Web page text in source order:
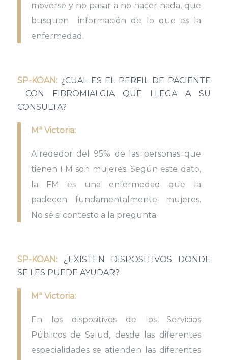
moverse y no pasar a no hacer nada, que
busquen información de lo que es la
enfermedad.
SP-KOAN:¿CUAL ES EL PERFIL DE PACIENTE
CON FIBROMIALGIA QUE LLEGA A SU
CONSULTA?
Mª Victoria:
Alrededor del 95% de las personas que
tienen FM son mujeres. Según este dato,
la FM es una enfermedad que la
padecen fundamentalmente mujeres.
No sé si contesto a la pregunta.
SP-KOAN:¿EXISTEN DISPOSITIVOS DONDE
SE LES PUEDE AYUDAR?
Mª Victoria:
En los dispositivos de los Servicios
Públicos de Salud, desde las diferentes
especialidades se atienden las diferentes